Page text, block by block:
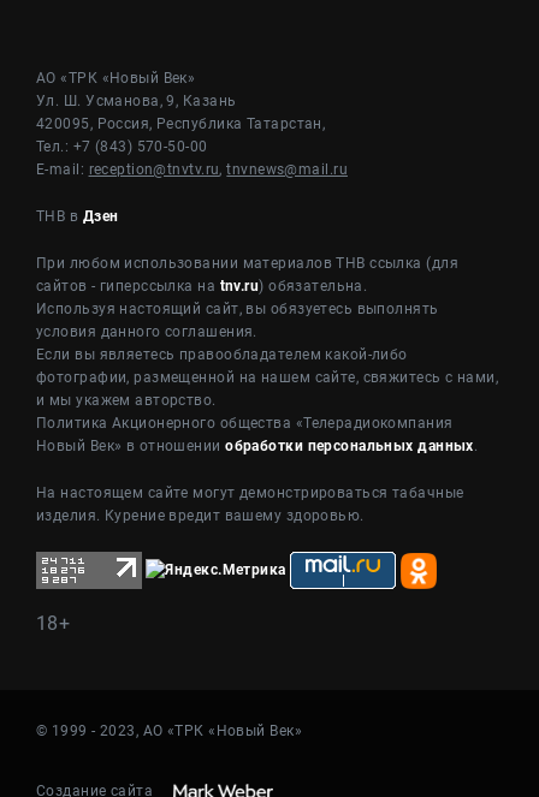
АО «ТРК «Новый Век»
Ул. Ш. Усманова, 9, Казань
420095, Россия, Республика Татарстан,
Тел.: +7 (843) 570-50-00
E-mail: reception@tnvtv.ru,tnvnews@mail.ru
ТНВ в Дзен
При любом использовании материалов ТНВ ссылка (для
сайтов - гиперссылка на tnv.ru) обязательна.
Используя настоящий сайт, вы обязуетесь выполнять
условия данного соглашения.
Если вы являетесь правообладателем какой-либо
фотографии, размещенной на нашем сайте, свяжитесь с нами,
и мы укажем авторство.
Политика Акционерного общества «Телерадиокомпания
Новый Век» в отношенииобработки персональных данных.
На настоящем сайте могут демонстрироваться табачные
изделия. Курение вредит вашему здоровью.
18+
© 1999 - 2023, АО «ТРК «Новый Век»
Создание сайта